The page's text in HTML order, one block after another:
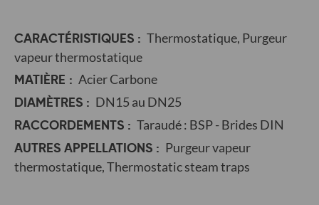
CARACTÉRISTIQUES : Thermostatique, Purgeur
vapeur thermostatique
MATIÈRE : Acier Carbone
DIAMÈTRES : DN15 au DN25
RACCORDEMENTS : Taraudé : BSP - Brides DIN
AUTRES APPELLATIONS : Purgeur vapeur
thermostatique, Thermostatic steam traps